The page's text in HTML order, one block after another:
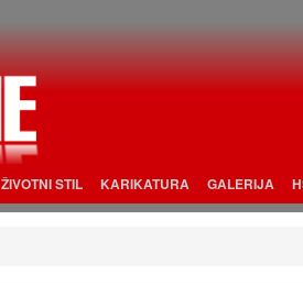
ŽIVOTNI STIL KARIKATURA GALERIJA